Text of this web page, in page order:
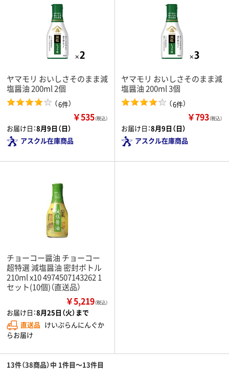
ヤマモリ おいしさそのまま減
塩醤油 200ml 2個
（6件）
￥535（税込）
お届け日：8月9日（日）
アスクル在庫商品
ヤマモリ おいしさそのまま減
塩醤油 200ml 3個
（6件）
￥793（税込）
お届け日：8月9日（日）
アスクル在庫商品
チョーコー醤油 チョーコー
超特選 減塩醤油 密封ボトル
210ml x10 4974507143262 1
セット(10個)（直送品）
￥5,219（税込）
お届け日：8月25日（火）まで
直送品 けいぷらんにんぐか
らお届け
13件（38商品）中 1件目～13件目